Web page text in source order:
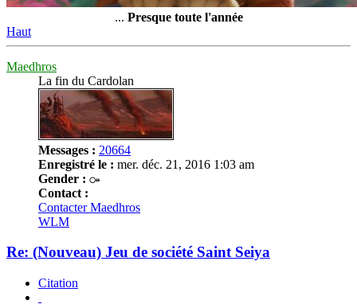
... Presque toute l'année
Haut
Maedhros
La fin du Cardolan
Messages : 20664
Enregistré le : mer. déc. 21, 2016 1:03 am
Gender :
Contact :
Contacter Maedhros
WLM
Re: (Nouveau) Jeu de société Saint Seiya
Citation